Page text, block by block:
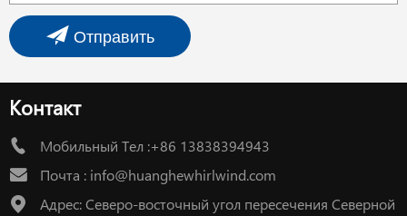
Отправить
Контакт
Мобильный Тел :+86 13838394943
Почта : info@huanghewhirlwind.com
Адрес: Северо-восточный угол пересечения Северной